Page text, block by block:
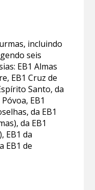
incluindo
seis
EB1 Almas
EB1 Cruz de
Santo, da
EB1
da EB1
da EB1
EB1 da
EB1 de